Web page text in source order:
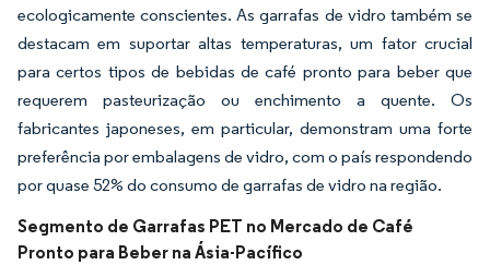
ecologicamente conscientes. As garrafas de vidro também se
destacam em suportar altas temperaturas, um fator crucial
para certos tipos de bebidas de café pronto para beber que
requerem pasteurização ou enchimento a quente. Os
fabricantes japoneses, em particular, demonstram uma forte
preferência por embalagens de vidro, com o país respondendo
por quase 52% do consumo de garrafas de vidro na região.
Segmento de Garrafas PET no Mercado de Café
Pronto para Beber na Ásia-Pacífico